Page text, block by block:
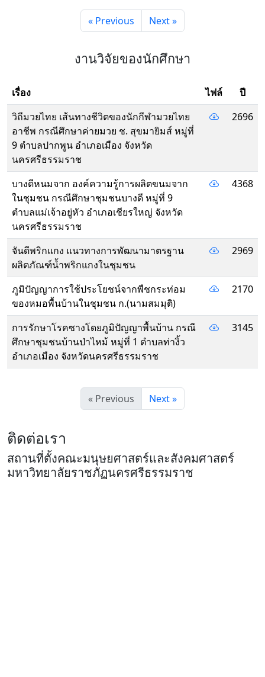
« Previous Next »
งานวิจัยของนักศึกษา
เรื่อง ไฟล์
ปี
วิถีมวยไทย เส้นทางชีวิตของนักกีฬามวยไทย
อาชีพ กรณีศึกษาค่ายมวย ช. สุขมายิมส์ หมู่ที่
9 ตำบลปากพูน อำเภอเมือง จังหวัด
นครศรีธรรมราช
2696
บางดีหนมจาก องค์ความรู้การผลิตขนมจาก
ในชุมชน กรณีศึกษาชุมชนบางดี หมู่ที่ 9
ตำบลแม่เจ้าอยู่หัว อำเภอเชียรใหญ่ จังหวัด
นครศรีธรรมราช
4368
จันดีพริกแกง แนวทางการพัฒนามาตรฐาน
ผลิตภัณฑ์น้ำพริกแกงในชุมชน
2969
ภูมิปัญญาการใช้ประโยชน์จากพืชกระท่อม
ของหมอพื้นบ้านในชุมชน ก.(นามสมมุติ)
2170
การรักษาโรคซางโดยภูมิปัญญาพื้นบ้าน กรณี
ศึกษาชุมชนบ้านป่าไหม้ หมู่ที่ 1 ตำบลท่างิ้ว
อำเภอเมือง จังหวัดนครศรีธรรมราช
3145
« Previous Next »
ติดต่อเรา
สถานที่ตั้งคณะมนุษยศาสตร์และสังคมศาสตร์
มหาวิทยาลัยราชภัฏนครศรีธรรมราช